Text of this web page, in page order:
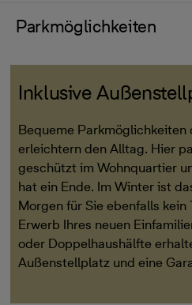
Parkmöglichkeiten
Inklusive
Bequeme
erleichtern den Alltag. Hier
geschützt im Wohnquartier
hat ein Ende. Im Winter ist
Morgen für Sie ebenfalls
Erwerb Ihres neuen
oder Doppelhaushälfte
Außenstellplatz und eine